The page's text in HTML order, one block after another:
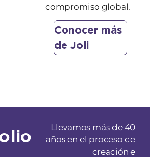
compromiso global.
Conocer más
de Joli
Llevamos más de 40
años en el proceso de
creación e